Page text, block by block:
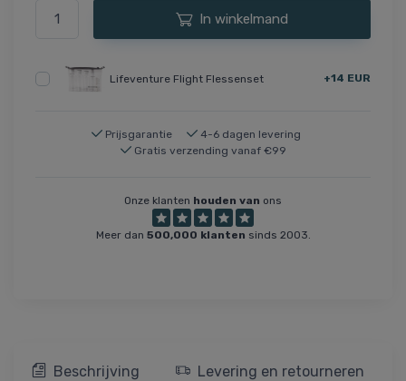
In winkelmand
Lifeventure Flight Flessenset +14 EUR
Prijsgarantie
4-6 dagen levering
Gratis verzending vanaf €99
Onze klanten houden van ons
Meer dan 500,000 klanten sinds 2003.
Beschrijving Levering en retourneren